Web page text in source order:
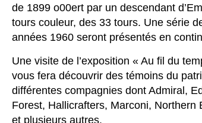
de 1899 o00ert par un descendant
tours couleur, des 33 tours. Une série
années 1960 seront présentés en
Une visite de l’exposition « Au fil du
vous fera découvrir des témoins du
différentes compagnies dont Admiral,
Forest, Hallicrafters, Marconi, Northern
et plusieurs autres.